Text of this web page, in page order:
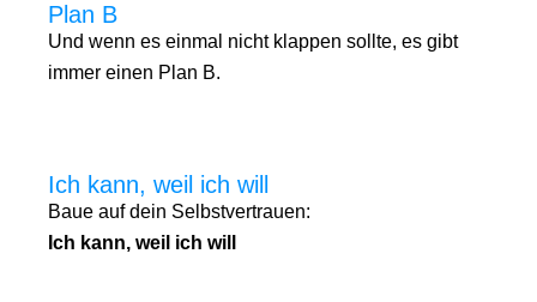
Plan B
Und wenn es einmal nicht klappen sollte, es gibt
immer einen Plan B.
Ich kann, weil ich will
Baue auf dein Selbstvertrauen:
Ich kann, weil ich will